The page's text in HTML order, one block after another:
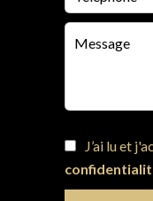
J’ai lu et